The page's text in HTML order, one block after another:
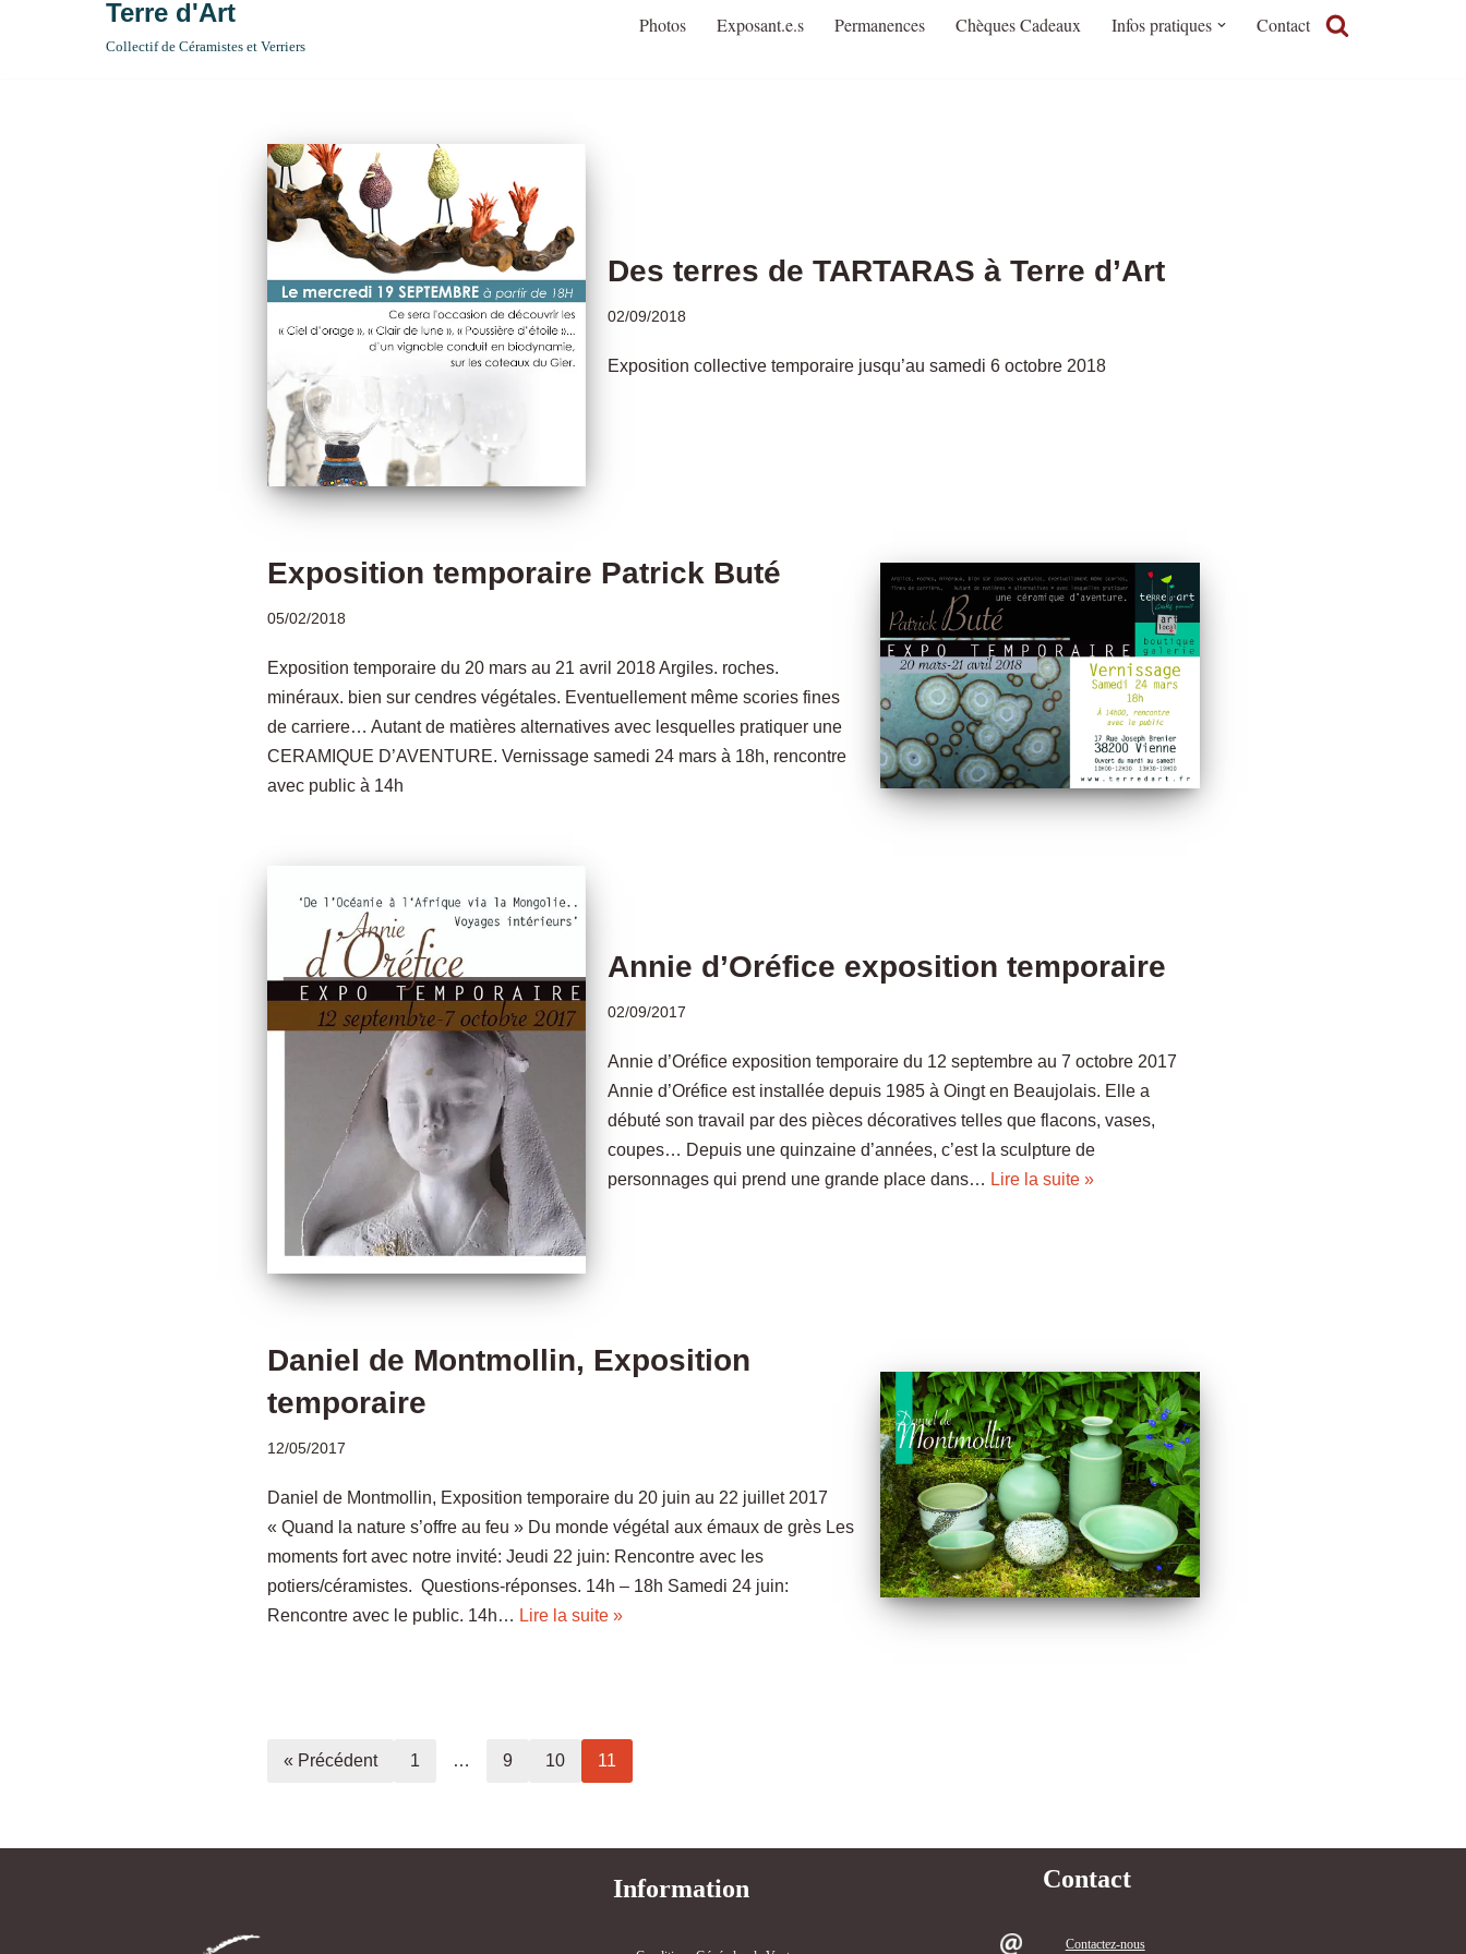
Terre d'Art
Collectif de Céramistes et Verriers
Photos Exposant.e.s Permanences Chèques Cadeaux Infos pratiques Contact
Des terres de TARTARAS à Terre d’Art
02/09/2018
Exposition collective temporaire jusqu’au samedi 6 octobre 2018
Exposition temporaire Patrick Buté
05/02/2018
Exposition temporaire du 20 mars au 21 avril 2018 Argiles. roches.
minéraux. bien sur cendres végétales. Eventuellement même scories fines
de carriere… Autant de matières alternatives avec lesquelles pratiquer une
CERAMIQUE D’AVENTURE. Vernissage samedi 24 mars à 18h, rencontre
avec public à 14h
Annie d’Oréfice exposition temporaire
02/09/2017
Annie d’Oréfice exposition temporaire du 12 septembre au 7 octobre 2017
Annie d’Oréfice est installée depuis 1985 à Oingt en Beaujolais. Elle a
débuté son travail par des pièces décoratives telles que flacons, vases,
coupes… Depuis une quinzaine d’années, c’est la sculpture de
personnages qui prend une grande place dans… Lire la suite »
Daniel de Montmollin, Exposition
temporaire
12/05/2017
Daniel de Montmollin, Exposition temporaire du 20 juin au 22 juillet 2017
« Quand la nature s’offre au feu » Du monde végétal aux émaux de grès Les
moments fort avec notre invité: Jeudi 22 juin: Rencontre avec les
potiers/céramistes. Questions-réponses. 14h – 18h Samedi 24 juin:
Rencontre avec le public. 14h… Lire la suite »
« Précédent 1 … 9 10 11
Information Contact
Contactez-nous